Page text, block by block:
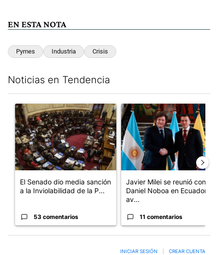
EN ESTA NOTA
Pymes Industria Crisis
Noticias en Tendencia
Un artículo de tendencia con el título "El Senado dio media
El Senado dio media sanción
a la Inviolabilidad de la P...
53 comentarios
Un artículo de tendencia con
Javier Milei se reunió con
Daniel Noboa en Ecuador y
av...
11 comentarios
INICIAR SESIÓN CREAR CUENTA